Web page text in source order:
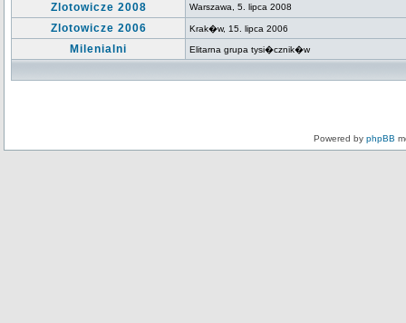
Zlotowicze 2008 Warszawa, 5. lipca 2008
Zlotowicze 2006 Krak�w, 15. lipca 2006
Milenialni Elitarna grupa tysi�cznik�w
Powered by phpBB